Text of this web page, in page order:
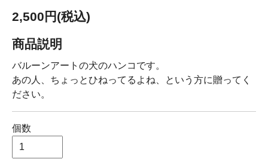
2,500円(税込)
商品説明
バルーンアートの犬のハンコです。
あの人、ちょっとひねってるよね、という方に贈ってく
ださい。
個数